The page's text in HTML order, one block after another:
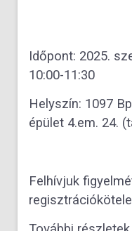
Időpont: 2025.
10:00-11:30
Helyszín: 1097
épület 4.em. 24.
Felhívjuk